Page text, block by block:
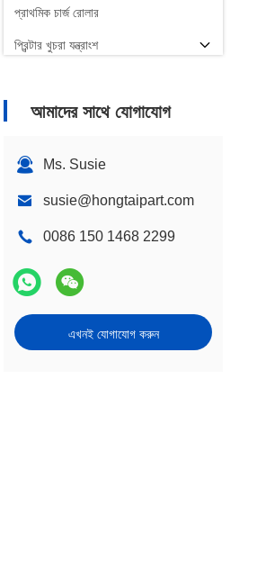
প্রাথমিক চার্জ রোলার
প্রিন্টার খুচরা যন্ত্রাংশ
আমাদের সাথে যোগাযোগ
Ms. Susie
susie@hongtaipart.com
0086 150 1468 2299
এখনই যোগাযোগ করুন